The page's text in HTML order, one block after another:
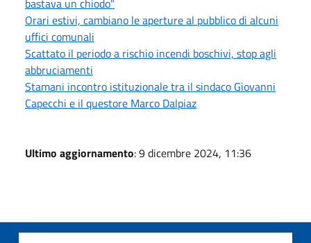
Orari estivi, cambiano le aperture al pubblico di alcuni
uffici comunali
Scattato il periodo a rischio incendi boschivi, stop agli
abbruciamenti
Stamani incontro istituzionale tra il sindaco Giovanni
Capecchi e il questore Marco Dalpiaz
Ultimo aggiornamento: 9 dicembre 2024, 11:36